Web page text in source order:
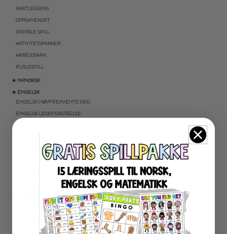
KARTLEGGING
OPPGAVEKORT
DIGITALE SPILL
AKTIVITETSPAKKER
ARBEIDSARK
PUSLESPILL
★ NYNORSK
★ ENGELSK
ENGELSK HØYFREKVENTE ORD
ENGELSK LESEFORSTÅELSE
ENGELSK GRAMATIKK
ENGELSK ORD- OG BEGREPER
ENGELSK MUNTLIG
★ NORDSAMISK MATERIELL
PROGRAMMERING
LESEKORT FAKTA
FAKTASERIE LESING